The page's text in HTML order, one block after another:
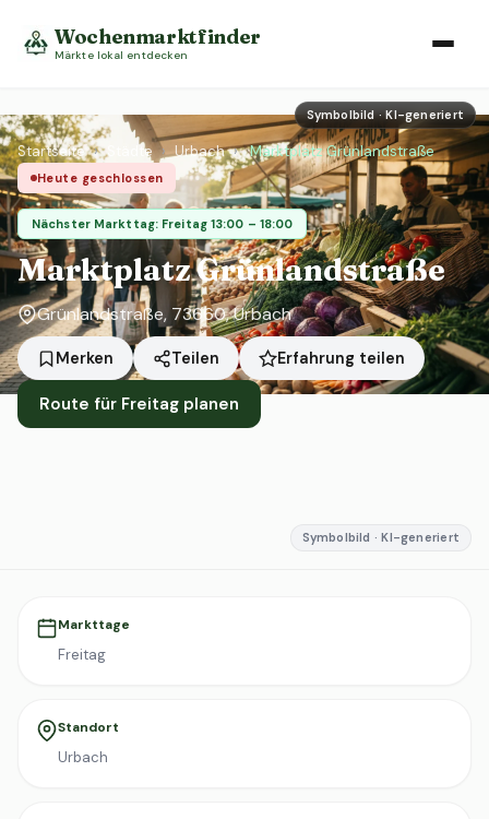
Wochenmarktfinder
Märkte lokal entdecken
Symbolbild · KI-generiert
Startseite › Städte › Urbach › Marktplatz Grünlandstraße
Heute geschlossen
Nächster Markttag: Freitag 13:00 – 18:00
Marktplatz Grünlandstraße
Grünlandstraße, 73660, Urbach
Merken Teilen Erfahrung teilen
Route für Freitag planen
Symbolbild · KI-generiert
Markttage
Freitag
Standort
Urbach